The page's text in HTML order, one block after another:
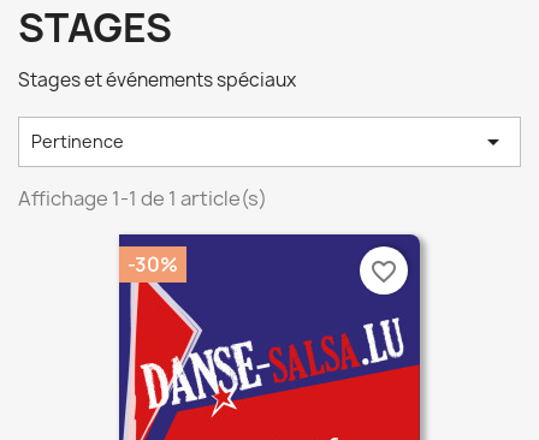
STAGES
Stages et événements spéciaux
Pertinence 
Affichage 1-1 de 1 article(s)
-30% favorite_border